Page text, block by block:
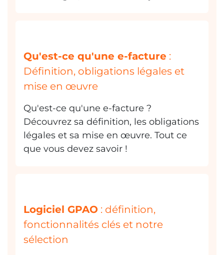
Qu'est-ce qu'une e-facture :
Définition, obligations légales et
mise en œuvre
Qu'est-ce qu'une e-facture ?
Découvrez sa définition, les obligations
légales et sa mise en œuvre. Tout ce
que vous devez savoir !
Logiciel GPAO : définition,
fonctionnalités clés et notre
sélection